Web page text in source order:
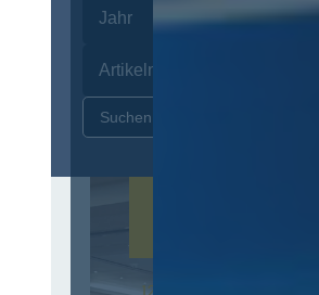
12. & 13. November 2026 in